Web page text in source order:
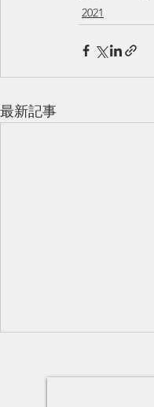
2021
最新記事